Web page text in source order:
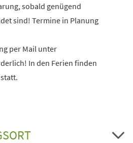
sobald genügend
sind! Termine in Planung
per Mail unter
In den Ferien finden